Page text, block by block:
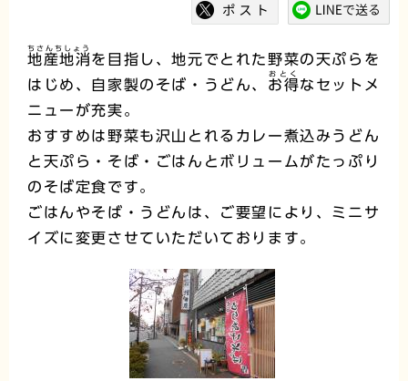
地産地消
ちさんちしょう
を目指し、地元でとれた野菜の天ぷらを
はじめ、自家製のそば・うどん、 お得
おとく
なセットメ
ニューが充実。
おすすめは野菜も沢山とれるカレー煮込みうどん
と天ぷら・そば・ごはんとボリュームがたっぷり
のそば定食です。
ごはんやそば・うどんは、ご要望により、ミニサ
イズに変更させていただいております。